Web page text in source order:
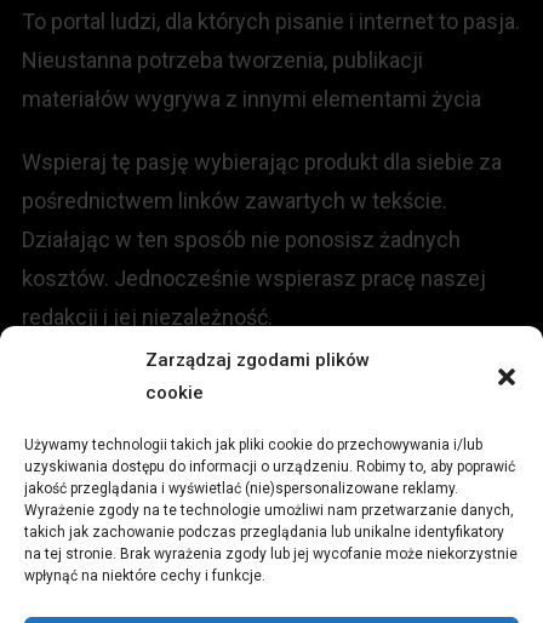
Zarządzaj zgodami plików
cookie
Używamy technologii takich jak pliki cookie do przechowywania i/lub
uzyskiwania dostępu do informacji o urządzeniu. Robimy to, aby poprawić
jakość przeglądania i wyświetlać (nie)spersonalizowane reklamy.
Wyrażenie zgody na te technologie umożliwi nam przetwarzanie danych,
takich jak zachowanie podczas przeglądania lub unikalne identyfikatory
na tej stronie. Brak wyrażenia zgody lub jej wycofanie może niekorzystnie
wpłynąć na niektóre cechy i funkcje.
To portal ludzi, dla których pisanie i internet to pasja.
Nieustanna potrzeba tworzenia, publikacji
materiałów wygrywa z innymi elementami życia
Wspieraj tę pasję wybierając produkt dla siebie za
pośrednictwem linków zawartych w tekście.
Działając w ten sposób nie ponosisz żadnych
kosztów. Jednocześnie wspierasz pracę naszej
redakcji i jej niezależność.
Redakcja portalu:
ul.Stara 13, 42-600 Tarnowskie Góry
TEL:+48 509 547 822